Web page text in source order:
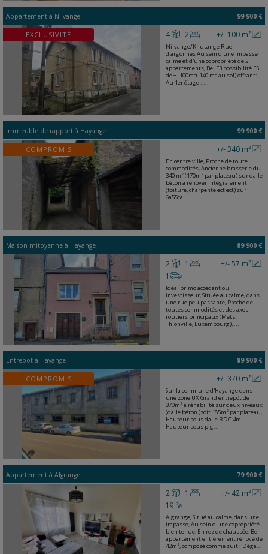
Appartement à Nilvange 99 900 €
EXCLUSIVITÉ +/- 100 m²
4 2
Nilvange/Knutange Rue
d'argonnes Au sein d'une impasse
calme et d'une copropriété de 2
appartements, Bel F3 possibilité F5
de +- 100m²( 140 m² au sol) offrant:
Au 1er étage : ...
Immeuble de rapport à Hayange 99 900 €
COMPROMIS +/- 340 m²
En centre ville, Proche de toute
commodités, Ancienne brasserie du
340 m² (170m² par plateau) sur dalle
béton à rénover intégralement
(toiture, charpente ect ect) sur
6a55ca. ...
Maison mitoyenne à Hayange 89 900 €
+/- 57 m²
2
1
1
Idéal primo accédant ou
investisseur, Située au calme, dans
une rue peu passante, Proche de
toutes commodités et des axes
routiers principaux (Metz,
Thionville, Luxembourg), ...
Entrepôt à Hayange 89 900 €
COMPROMIS +/- 370 m²
Sur la commune d'Hayange dans
une zone UX Grand entrepôt de
370m² à réhabilité sur deux niveaux
(dalle béton )soit 185m² par plateau,
Hauteur sous dalle RDC 4m
Hauteur sous pig...
Appartement à Algrange 79 900 €
+/- 42 m²
2
1
1
Algrange, Situé au calme, dans une
impasse, Au sein d'une copropriété
bien tenue, En rez de chaussée, Bel
appartement entièrement rénové de
42m², composé comme suit : Déga...